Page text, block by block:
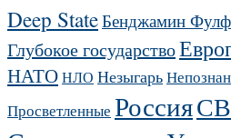
Deep StateБенджамин
Глубокое государство
НАТОНЛО Незыгарь
Просветленные Россия